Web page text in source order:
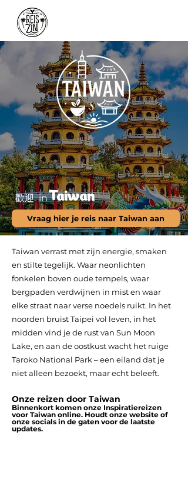
歡迎 inTaiwan
Vraag hier je reis naar Taiwan aan
Taiwan verrast met zijn energie, smaken
en stilte tegelijk. Waar neonlichten
fonkelen boven oude tempels, waar
bergpaden verdwijnen in mist en waar
elke straat naar verse noedels ruikt. In het
noorden bruist Taipei vol leven, in het
midden vind je de rust van Sun Moon
Lake, en aan de oostkust wacht het ruige
Taroko National Park – een eiland dat je
niet alleen bezoekt, maar echt beleeft.
Onze reizen door Taiwan
Binnenkort komen onze Inspiratiereizen
voor Taiwan online. Houdt onze website of
onze socials in de gaten voor de laatste
updates.